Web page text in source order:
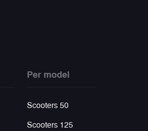
Per model
Scooters 50
Scooters 125